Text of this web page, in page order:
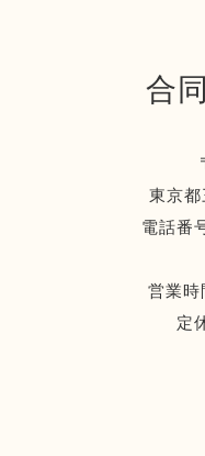
合
東京
電話番
営業
定